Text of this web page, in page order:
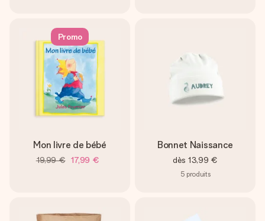
Promo
Mon livre de bébé
19,99 € 17,99 €
Bonnet Naissance
dès 13,99 €
5 produits